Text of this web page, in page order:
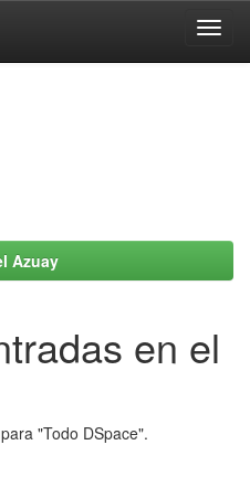
Azuay
en el
"Todo DSpace".